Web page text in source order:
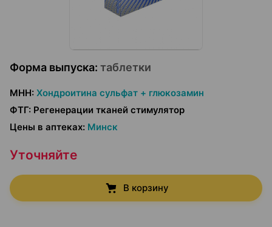
Форма выпуска: таблетки
МНН: Хондроитина сульфат + глюкозамин
ФТГ: Регенерации тканей стимулятор
Цены в аптеках: Минск
Уточняйте
В корзину